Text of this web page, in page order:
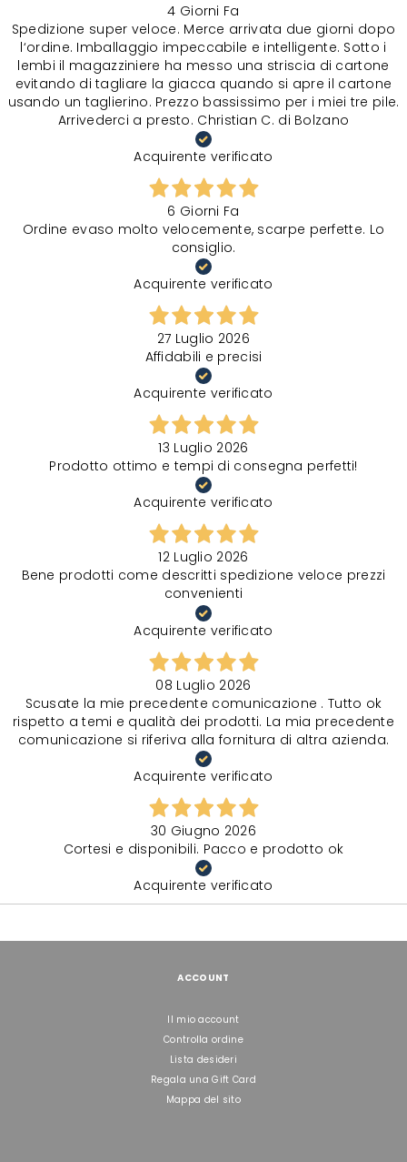
4 Giorni Fa
Spedizione super veloce. Merce arrivata due giorni dopo
l‘ordine. Imballaggio impeccabile e intelligente. Sotto i
lembi il magazziniere ha messo una striscia di cartone
evitando di tagliare la giacca quando si apre il cartone
usando un taglierino. Prezzo bassissimo per i miei tre pile.
Arrivederci a presto. Christian C. di Bolzano
Acquirente verificato
6 Giorni Fa
Ordine evaso molto velocemente, scarpe perfette. Lo
consiglio.
Acquirente verificato
27 Luglio 2026
Affidabili e precisi
Acquirente verificato
13 Luglio 2026
Prodotto ottimo e tempi di consegna perfetti!
Acquirente verificato
12 Luglio 2026
Bene prodotti come descritti spedizione veloce prezzi
convenienti
Acquirente verificato
08 Luglio 2026
Scusate la mie precedente comunicazione . Tutto ok
rispetto a temi e qualità dei prodotti. La mia precedente
comunicazione si riferiva alla fornitura di altra azienda.
Acquirente verificato
30 Giugno 2026
Cortesi e disponibili. Pacco e prodotto ok
Acquirente verificato
ACCOUNT
Il mio account
Controlla ordine
Lista desideri
Regala una Gift Card
Mappa del sito